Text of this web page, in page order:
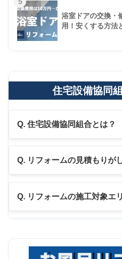
浴室ドアの交換・
用！安くする方法
住宅設備協同
Q. 住宅設備協同組合とは？
Q. リフォームの見積もりが
Q. リフォームの施工対象エ